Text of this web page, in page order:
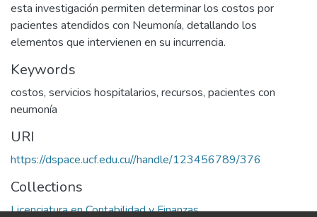
esta investigación permiten determinar los costos por
pacientes atendidos con Neumonía, detallando los
elementos que intervienen en su incurrencia.
Keywords
costos, servicios hospitalarios, recursos, pacientes con
neumonía
URI
https://dspace.ucf.edu.cu//handle/123456789/376
Collections
Licenciatura en Contabilidad y Finanzas